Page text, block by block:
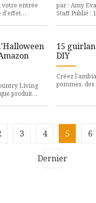
votre entrée
d'effet
par : Amy
Staff Publié :
Living
produit
15
DIY
Créez
pommes,
3 4 5 6
Dernier